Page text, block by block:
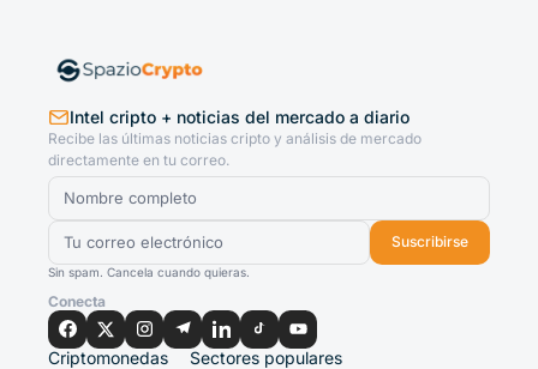
Intel cripto + noticias del mercado a diario
Recibe las últimas noticias cripto y análisis de mercado
directamente en tu correo.
Suscribirse
Sin spam. Cancela cuando quieras.
Conecta
Criptomonedas Sectores populares